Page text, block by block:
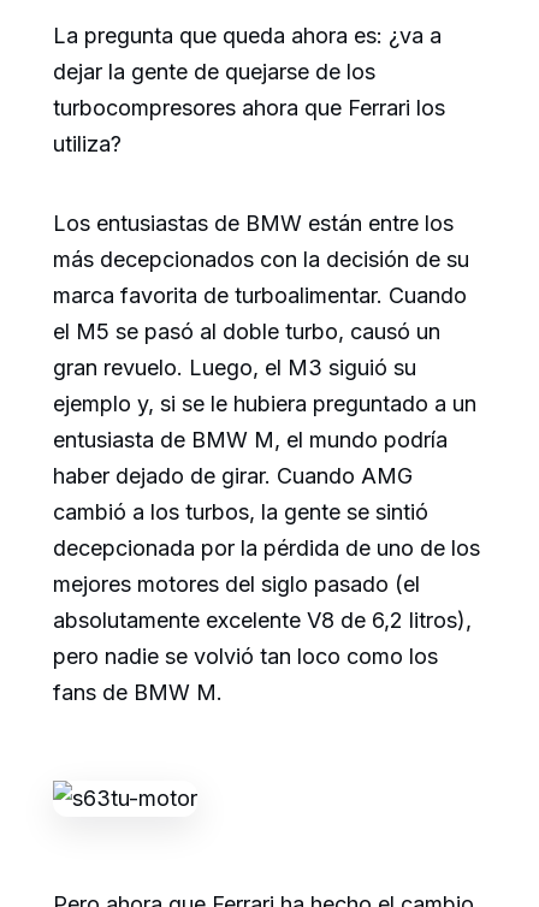
La pregunta que queda ahora es: ¿va a
dejar la gente de quejarse de los
turbocompresores ahora que Ferrari los
utiliza?
Los entusiastas de BMW están entre los
más decepcionados con la decisión de su
marca favorita de turboalimentar. Cuando
el M5 se pasó al doble turbo, causó un
gran revuelo. Luego, el M3 siguió su
ejemplo y, si se le hubiera preguntado a un
entusiasta de BMW M, el mundo podría
haber dejado de girar. Cuando AMG
cambió a los turbos, la gente se sintió
decepcionada por la pérdida de uno de los
mejores motores del siglo pasado (el
absolutamente excelente V8 de 6,2 litros),
pero nadie se volvió tan loco como los
fans de BMW M.